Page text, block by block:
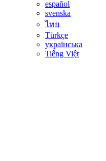
español
svenska
ไทย
Türkçe
українська
Tiếng Việt